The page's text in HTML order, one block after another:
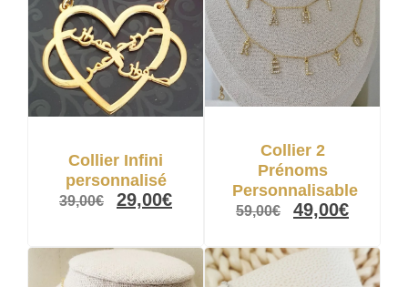
Collier Infini
personnalisé
39,00€ 29,00€
Collier 2
Prénoms
Personnalisable
59,00€ 49,00€